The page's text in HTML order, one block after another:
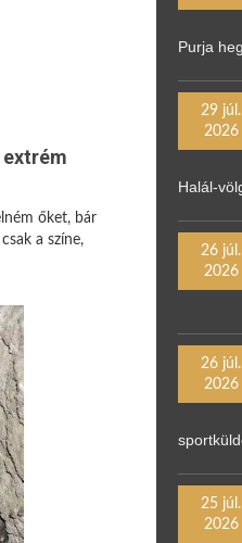
őket, bár
a színe,
Purja
29 júl.
2026
Halál-
26 júl.
2026
26 júl.
2026
25 júl.
2026